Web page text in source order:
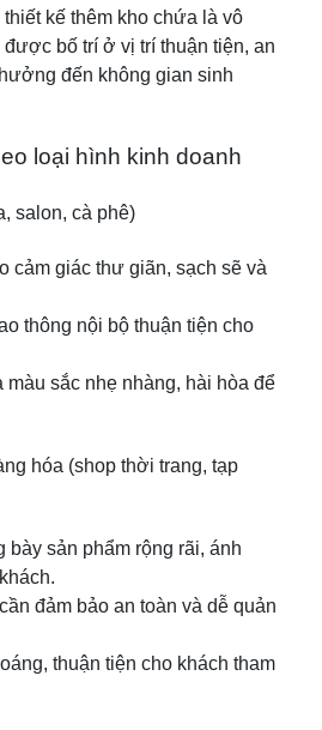
kế thêm kho chứa là vô
bố trí ở vị trí thuận tiện, an
đến không gian sinh
loại hình kinh doanh
salon, cà phê)
cảm giác thư giãn, sạch sẽ và
thông nội bộ thuận tiện cho
màu sắc nhẹ nhàng, hài hòa để
hóa (shop thời trang, tạp
bày sản phẩm rộng rãi, ánh
đảm bảo an toàn và dễ quản
thuận tiện cho khách tham